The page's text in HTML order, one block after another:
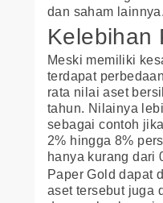
dan saham lainnya.
Kelebihan
Meski memiliki
terdapat
rata nilai aset
tahun. Nilainya
sebagai contoh
2% hingga 8%
hanya kurang dari
Paper Gold dapat
aset tersebut juga